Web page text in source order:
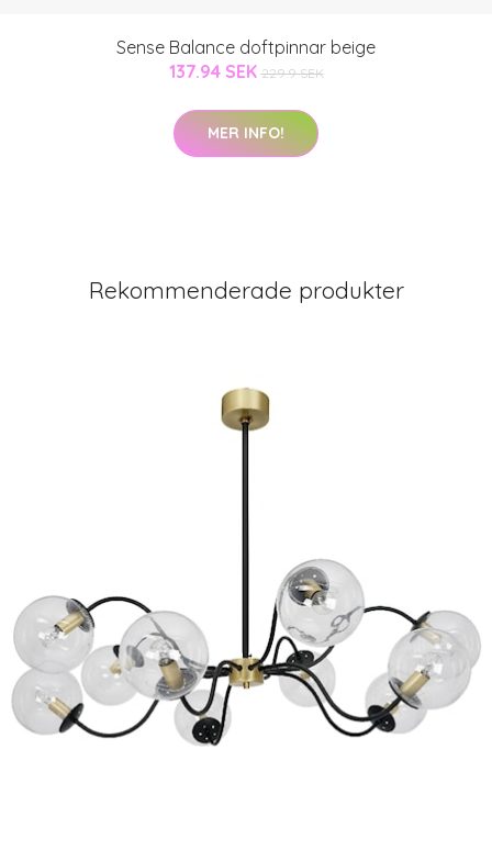
Sense Balance doftpinnar beige
137.94 SEK 229.9 SEK
MER INFO!
Rekommenderade produkter